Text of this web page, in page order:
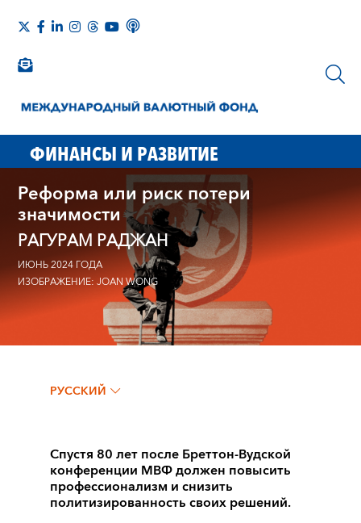
ФИНАНСЫ И РАЗВИТИЕ
Реформа или риск потери
значимости
РАГУРАМ РАДЖАН
ИЮНЬ 2024 ГОДА
ИЗОБРАЖЕНИЕ: JOAN WONG
РУССКИЙ
Спустя 80 лет после Бреттон-Вудской
конференции МВФ должен повысить
профессионализм и снизить
политизированность своих решений.